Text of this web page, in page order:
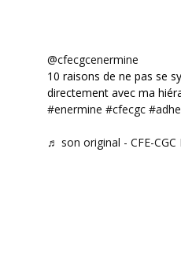
@cfecgcenermine
10 raisons de ne pas se
directement avec ma
#enermine #cfecgc
♬ son original - CFE-CGC